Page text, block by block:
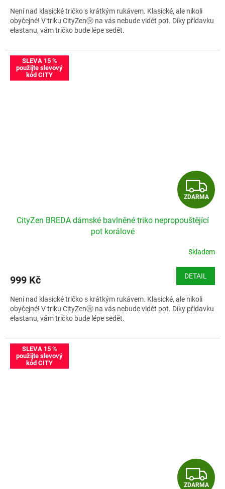
Není nad klasické tričko s krátkým rukávem. Klasické, ale nikoli
obyčejné! V triku CityZenⓇ na vás nebude vidět pot. Díky přídavku
elastanu, vám tričko bude lépe sedět.
Velikostní tabulka CityZen BREDA
SLEVA 15 %
použijte slevový
kód CITY
Z
D
A
R
M
A
ZDARMA
CityZen BREDA dámské bavlněné triko nepropouštějící
pot korálové
Skladem
999 Kč DETAIL
Není nad klasické tričko s krátkým rukávem. Klasické, ale nikoli
obyčejné! V triku CityZenⓇ na vás nebude vidět pot. Díky přídavku
elastanu, vám tričko bude lépe sedět.
Velikostní tabulka CityZen BREDA
SLEVA 15 %
použijte slevový
kód CITY
Z
ZDARMA